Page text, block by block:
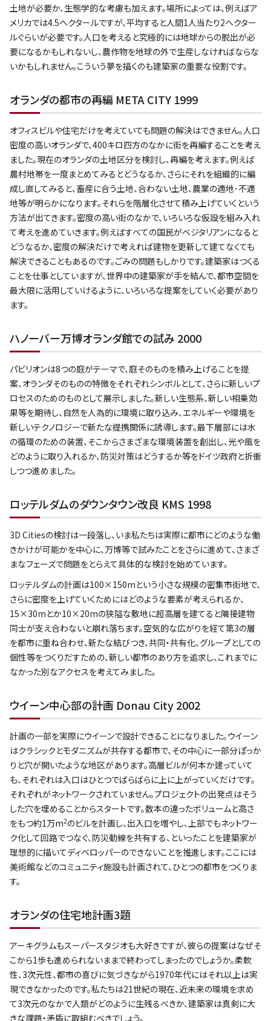
土地が必要か、生態学的な考慮も加えます。場所によっては、例えばア
メリカでは4.5ヘクタールですが、平均すると人間1人当たり2ヘクター
ルぐらいが必要です。人口を考えると究極的には地球からの脱出が必
要になるかもしれないし、農作物を地球の外で生産しなければならな
いかもしれません。こういう夢を描くのも建築家の重要な役割です。
オランダの都市の再編 META CITY 1999
オフィスビルや住宅だけを考えていても問題の解決はできません。人口
密度の高いオランダで、400キロ四方のなかに街を再編することを考え
ました。現在のオランダの土地区分を検討し、再編を考えます。例えば
農村地帯を一度まとめてみるとどうなるか、さらにそれを組織的に編
成し直してみると、畜産に合う土地、合わない土地、農業の適地･不適
地等が明らかになります。それらを階層化させて積み上げていくという
方法が出てきます。密度の高い街のなかで、いろいろな仮設を組み入れ
て考えを進めていきます。例えばすべての国民がベジタリアンになると
どうなるか、密度の解決だけで考えれば建物を更新して建てなくても
解決できることもあるのです。ごみの問題もしかりです。建築家はつくる
ことを仕事としていますが、世界中の建築家が手を結んで、都市空間を
最大限に活用していけるように、いろいろな提案をしていく必要があり
ます。
ハノーバー万博オランダ館での試み 2000
パビリオンは8つの庭がテーマで、庭そのものを積み上げることを提
案、オランダそのものの特徴をそれぞれシンボルとして、さらに新しいプ
ロセスのためのものとして展示しました。新しい生態系、新しい相乗効
果等を期待し、自然を人為的に環境に取り込み、エネルギーや環境を
新しいテクノロジーで新たな提携関係に誘導します。最下層部には水
の循環のための装置、そこからさまざまな環境装置を創出し、光や風を
どのように取り入れるか、防災対策はどうするか等をドイツ政府と折衝
しつつ進めました。
ロッテルダムのダウンタウン改良 KMS 1998
3D Citiesの検討は一段落し、いま私たちは実際に都市にどのような働
きかけが可能かを中心に、万博等で試みたことをさらに進めて、さまざ
まなフェーズで問題をとらえて具体的な検討を始めています。
ロッテルダムの計画は100×150mという小さな規模の密集市街地で、
さらに密度を上げていくためにはどのような要素が考えられるか、
15×30mとか10×20mの狭隘な敷地に超高層を建てると隣接建物
同士が支え合わないと崩れ落ちます。空気的な広がりを経て第3の層
を都市に重ね合わせ、新たな結びつき、共同・共有化、グループとしての
個性等をつくりだすための、新しい都市のあり方を追求し、これまでに
なかった別なアクセスを考えてみました。
ウイーン中心部の計画 Donau City 2002
計画の一部を実際にウイーンで設計できることになりました。ウイーン
はクラシックとモダニズムが共存する都市で、その中心に一部分ぽっか
りと穴が開いたような地区があります。高層ビルが何本か建っていて
も、それぞれは入口はひとつでばらばらに上に上がっていくだけです。
それぞれがネットワークされていません。プロジェクトの出発点はそう
した穴を埋めることからスタートです。数本の違ったボリュームと高さ
をもつ約1万m2のビルを計画し、出入口を増やし、上部でもネットワー
ク化して回路でつなぐ、防災動線を共有する、といったことを建築家が
理想的に描いてディベロッパーのできないことを推進します。ここには
美術館などのコミュニティ施設も計画されて、ひとつの都市をつくりま
す。
オランダの住宅地計画3題
アーキグラムもスーパースタジオも大好きですが、彼らの提案はなぜそ
こから1歩も進められないままで終わってしまったのでしょうか。柔軟
性、3次元性、都市の喜びに気づきながら1970年代にはそれ以上は実
現できなかったのです。私たちは21世紀の現在、近未来の環境を求め
て3次元のなかで人類がどのように生残るべきか、建築家は真剣に大
きな課題・矛盾に取組むべきでしょう。